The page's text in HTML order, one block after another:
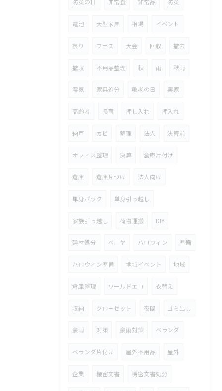
防災の日 非常食 非常品 防災
電池 大型家具 相場 イベント
祭り フェス 大会 回収 撤去
撤収 不用品整理 秋 雨 秋雨
湿気 家具処分 敬老の日 実家
高齢者 長雨 押し入れ 押入れ
納戸 カビ 整理 法人 決算前
オフィス整理 決算 倉庫片付け
倉庫 倉庫片づけ 法人向け
単身パック 単身引っ越し
家族引っ越し 荷物運搬 DIY
建材処分 ベニヤ ハロウィン 準備
ハロウィン準備 地域イベント 地域
倉庫整理 ワールドエコ 衣替え
収納 クローゼット 夜間 ゴミ出し
豪雨 対策 豪雨対策 ベランダ
ベランダ片付け 屋外不用品 屋外
企業 機密文書 機密文書処分